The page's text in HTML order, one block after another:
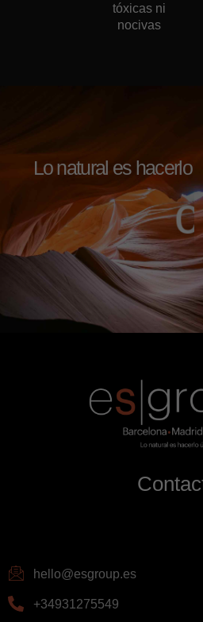
tóxicas ni
nocivas
Lo natural es hacerlo
c
hello@esgroup.es
+34931275549